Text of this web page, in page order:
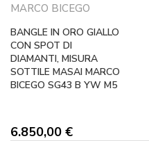
MARCO BICEGO
BANGLE IN ORO GIALLO
CON SPOT DI
DIAMANTI, MISURA
SOTTILE MASAI MARCO
BICEGO SG43 B YW M5
6.850,00 €